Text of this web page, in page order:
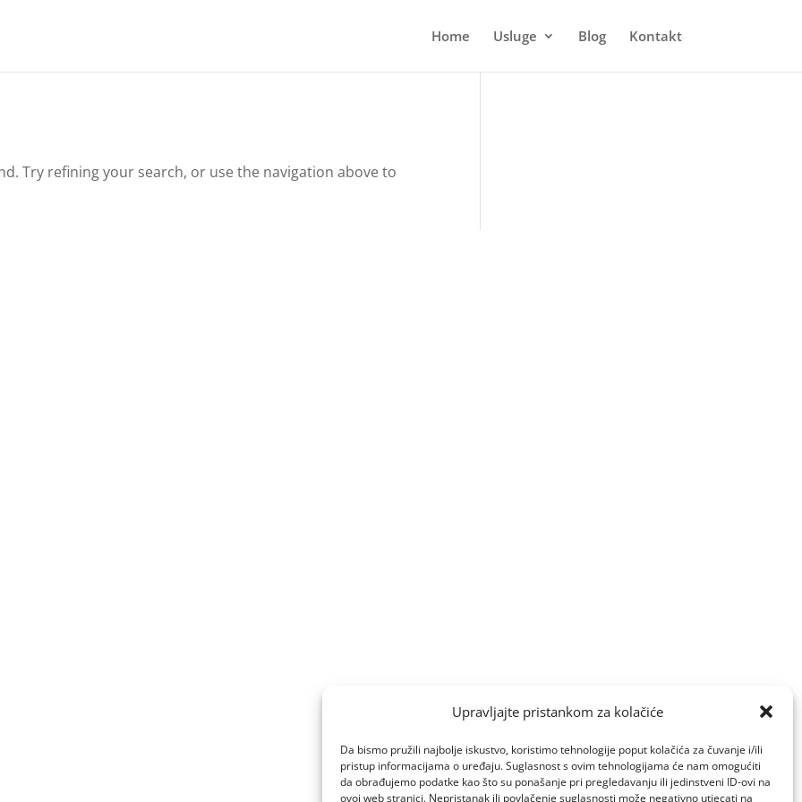
Upravljajte pristankom za kolačiće
Da bismo pružili najbolje iskustvo, koristimo tehnologije poput kolačića za čuvanje i/ili
pristup informacijama o uređaju. Suglasnost s ovim tehnologijama će nam omogućiti
da obrađujemo podatke kao što su ponašanje pri pregledavanju ili jedinstveni ID-ovi na
ovoj web stranici. Nepristanak ili povlačenje suglasnosti može negativno utjecati na
Home Usluge Blog Kontakt
Try refining your search, or use the navigation above to